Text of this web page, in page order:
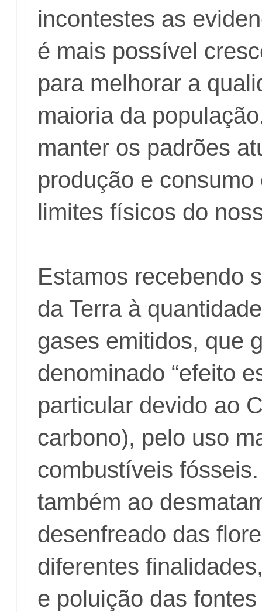
incontestes as
é mais possível
para melhorar a
maioria da
manter os padrões
produção e
limites físicos do
Estamos recebendo
da Terra à
gases emitidos, que
denominado “efeito
particular devido ao
carbono), pelo uso
combustíveis
também ao
desenfreado das
diferentes
e poluição das